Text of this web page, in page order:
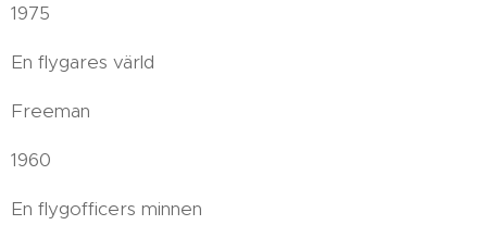
1975
En flygares värld
Freeman
1960
En flygofficers minnen